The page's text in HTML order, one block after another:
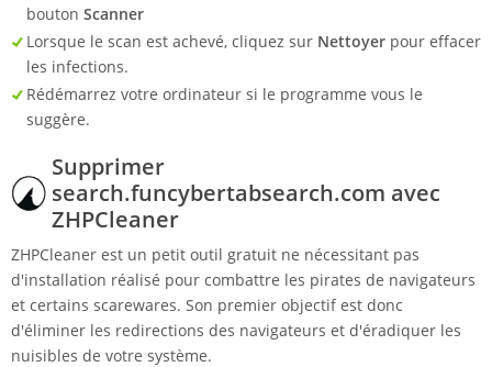
bouton Scanner
Lorsque le scan est achevé, cliquez sur Nettoyer pour effacer
les infections.
Rédémarrez votre ordinateur si le programme vous le
suggère.
Supprimer
search.funcybertabsearch.com avec
ZHPCleaner
ZHPCleaner est un petit outil gratuit ne nécessitant pas
d'installation réalisé pour combattre les pirates de navigateurs
et certains scarewares. Son premier objectif est donc
d'éliminer les redirections des navigateurs et d'éradiquer les
nuisibles de votre système.